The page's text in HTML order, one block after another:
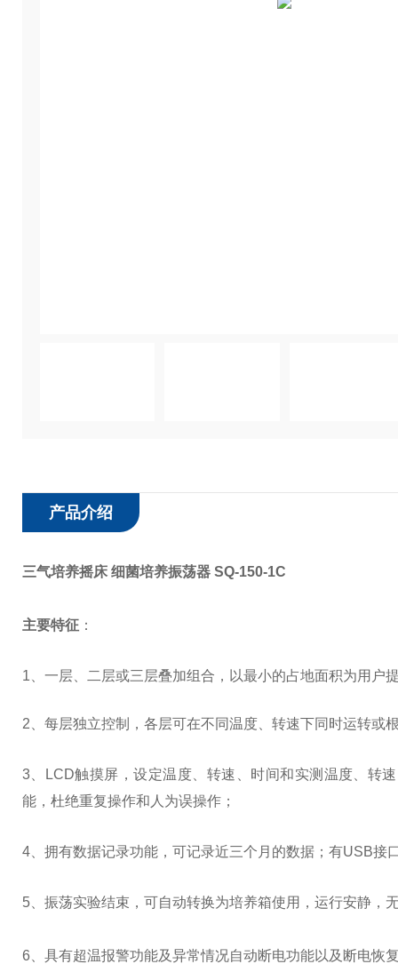
产品介绍
三气培养摇床 细菌培养振荡器 SQ-150-1C
主要特征 ：
1、一层、二层或三层叠加组合，以最小的占地面积为用户
2、每层独立控制，各层可在不同温度、转速下同时运转或
3 、LCD触摸屏，设定温度、转速、时间和实测温度、转
能，杜绝重复操作和人为误操作；
4、拥有数据记录功能，可记录近三个月的数据；有USB接
5 、振荡实验结束，可自动转换为培养箱使用，运行安静，
6 、具有超温报警功能及异常情况自动断电功能以及断电